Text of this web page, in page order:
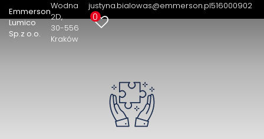
Emmerson
Lumico
Sp.z o.o.
Wodna
2D
30-556
Kraków
justyna.bialowas@emmerson.pl516000902
0